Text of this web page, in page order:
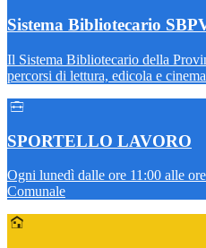
Sistema Bibliotecario
Il Sistema Bibliotecario della
percorsi di lettura, edicola e
SPORTELLO LAVORO
Ogni lunedì dalle ore 11:00 alle
Comunale